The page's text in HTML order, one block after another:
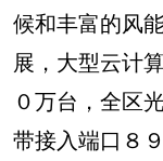
候和丰富的风
展，大型云计
０万台，全区
带接入端口８